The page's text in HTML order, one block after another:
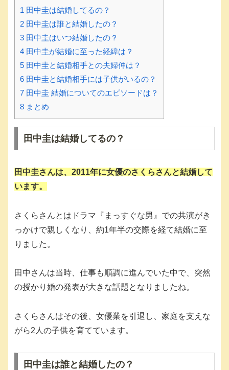
1 田中圭は結婚してるの？
2 田中圭は誰と結婚したの？
3 田中圭はいつ結婚したの？
4 田中圭が結婚に至った経緯は？
5 田中圭と結婚相手との夫婦仲は？
6 田中圭と結婚相手には子供がいるの？
7 田中圭 結婚についてのエピソードは？
8 まとめ
田中圭は結婚してるの？
田中圭さんは、2011年に女優のさくらさんと結婚して
います。
さくらさんとはドラマ『まっすぐな男』での共演がき
っかけで親しくなり、約1年半の交際を経て結婚に至
りました。
田中さんは当時、仕事も順調に進んでいた中で、突然
の授かり婚の発表が大きな話題となりましたね。
さくらさんはその後、女優業を引退し、家庭を支えな
がら2人の子供を育てています。
田中圭は誰と結婚したの？